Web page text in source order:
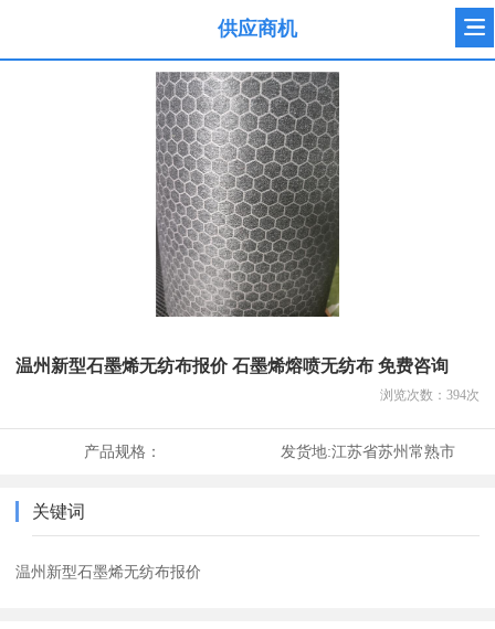
供应商机
温州新型石墨烯无纺布报价 石墨烯熔喷无纺布 免费咨询
浏览次数： 394次
产品规格： 发货地:江苏省苏州常熟市
关键词
温州新型石墨烯无纺布报价